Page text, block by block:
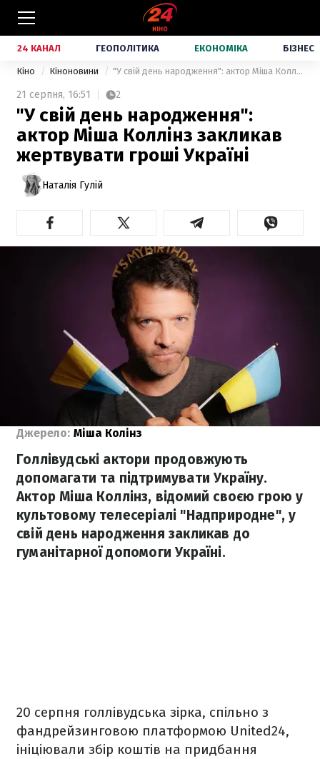
24 КАНАЛ ГЕОПОЛІТИКА ЕКОНОМІКА БІЗНЕС
Кіно Кіноновини "У свій день народження": актор Міша Коллінз закликав жертвувати гроші Україні
21 серпня, 16:51 2
"У свій день народження":
актор Міша Коллінз закликав
жертвувати гроші Україні
Наталія Гулій
Джерело: Міша Колінз
Голлівудські актори продовжують
допомагати та підтримувати Україну.
Актор Міша Коллінз, відомий своєю грою у
культовому телесеріалі "Надприродне", у
свій день народження закликав до
гуманітарної допомоги Україні.
20 серпня голлівудська зірка, спільно з
фандрейзинговою платформою United24,
ініціювали збір коштів на придбання